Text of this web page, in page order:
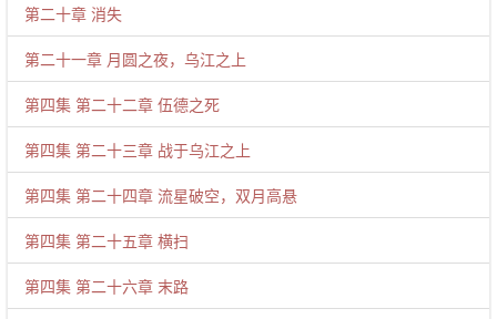
第二十章 消失
第二十一章 月圆之夜，乌江之上
第四集 第二十二章 伍德之死
第四集 第二十三章 战于乌江之上
第四集 第二十四章 流星破空，双月高悬
第四集 第二十五章 横扫
第四集 第二十六章 末路